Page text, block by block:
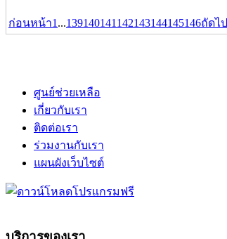
ก่อนหน้า1 ...139140141 142143144145146ถัดไป
ศูนย์ช่วยเหลือ
เกี่ยวกับเรา
ติดต่อเรา
ร่วมงานกับเรา
แผนผังเว็บไซต์